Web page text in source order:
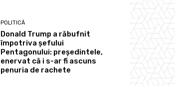
POLITICĂ
Donald Trump a răbufnit
împotriva șefului
Pentagonului: președintele,
enervat că i s-ar fi ascuns
penuria de rachete